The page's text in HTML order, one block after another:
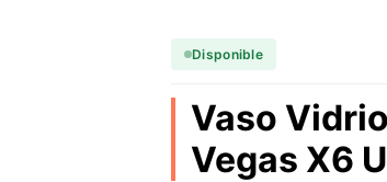
Disponible
Vaso
Vegas X6